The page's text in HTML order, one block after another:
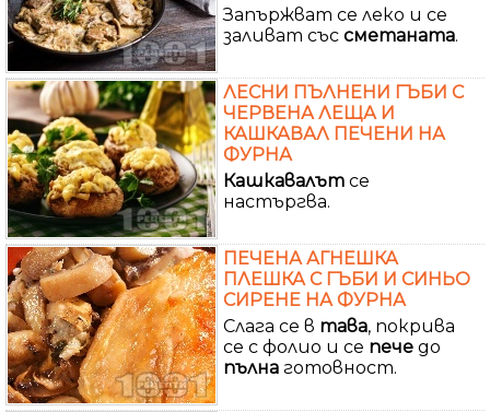
Запържват се леко и се
заливат със сметаната.
ЛЕСНИ ПЪЛНЕНИ ГЪБИ С
ЧЕРВЕНА ЛЕЩА И
КАШКАВАЛ ПЕЧЕНИ НА
ФУРНА
Кашкавалът се
настъргва.
ПЕЧЕНА АГНЕШКА
ПЛЕШКА С ГЪБИ И СИНЬО
СИРЕНЕ НА ФУРНА
Слага се в тава, покрива
се с фолио и се пече до
пълна готовност.